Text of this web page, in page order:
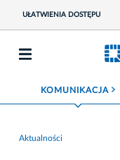
UŁATWIENIA DOSTĘPU
KOMUNIKACJA ROZWIŃ MENU
Aktualności